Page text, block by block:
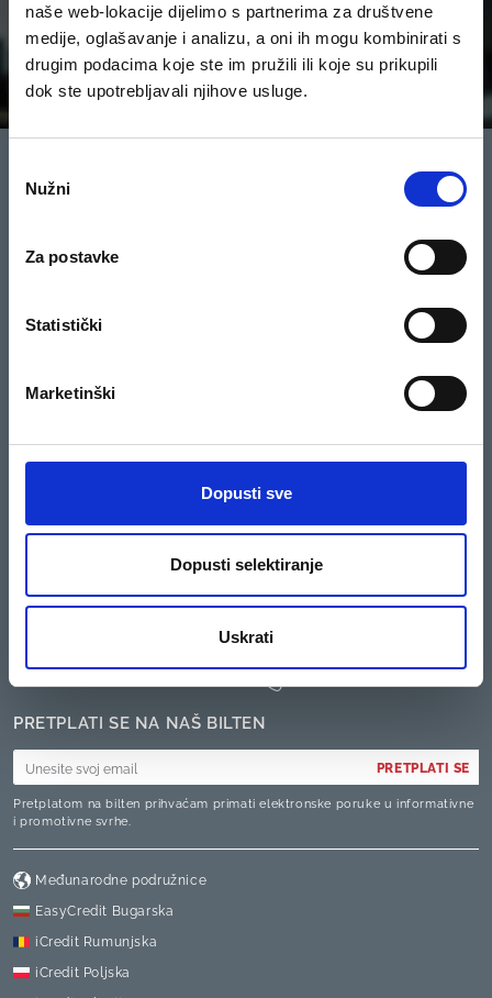
naše web-lokacije dijelimo s partnerima za društvene
medije, oglašavanje i analizu, a oni ih mogu kombinirati s
drugim podacima koje ste im pružili ili koje su prikupili
dok ste upotrebljavali njihove usluge.
pristanka
Nužni
Za postavke
Statistički
Marketinški
Dopusti sve
Dopusti selektiranje
Uskrati
Politika privatnosti
Česta pitanja
Popis adresa
Opći uvjeti poslovanja za Kredit
KARIJERE PRATITE NAS
KONTAKTIRAJTE NAS
01/5581-050
PRETPLATI SE NA NAŠ BILTEN
PRETPLATI SE
Pretplatom na bilten prihvaćam primati elektronske poruke u informativne
i promotivne svrhe.
Međunarodne podružnice
EasyCredit Bugarska
iCredit Rumunjska
iCredit Poljska